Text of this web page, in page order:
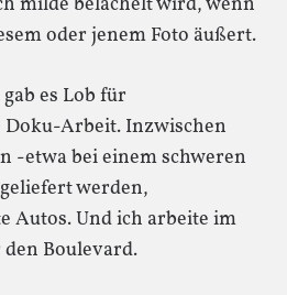
oder jenem Foto äußert.
es Lob für
Doku-Arbeit. Inzwischen
-etwa bei einem schweren
werden,
Autos. Und ich arbeite im
Boulevard.